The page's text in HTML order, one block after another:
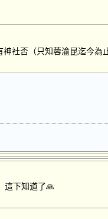
神社否（只知蓉渝昆迄今
這下知道了🙏